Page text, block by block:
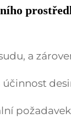
a
účinnost